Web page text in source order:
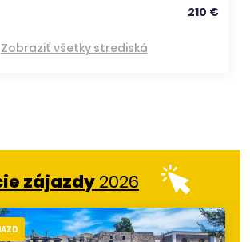
210 €
Zobraziť všetky strediská
zájazdy 2026